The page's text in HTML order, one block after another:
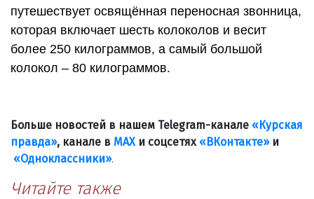
путешествует освящённая переносная звонница,
которая включает шесть колоколов и весит
более 250 килограммов, а самый большой
колокол – 80 килограммов.
Больше новостей в нашем Telegram-канале «Курская
правда», канале в МАХи соцсетях «ВКонтакте»и
«Одноклассники».
Читайте также